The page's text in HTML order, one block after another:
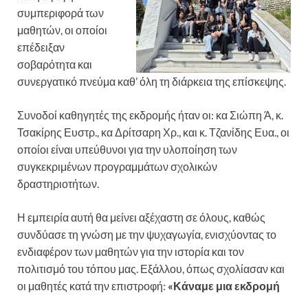
συμπεριφορά των
μαθητών, οι οποίοι
επέδειξαν
σοβαρότητα και
συνεργατικό πνεύμα καθ’ όλη τη διάρκεια της επίσκεψης.
Συνοδοί καθηγητές της εκδρομής ήταν οι: κα Σιώπη Ά, κ.
Τσακίρης Ευστρ., κα Δρίτσαρη Χρ., και κ. Τζανίδης Ευα., οι
οποίοι είναι υπεύθυνοι για την υλοποίηση των
συγκεκριμένων προγραμμάτων σχολικών
δραστηριοτήτων.
Η εμπειρία αυτή θα μείνει αξέχαστη σε όλους, καθώς
συνδύασε τη γνώση με την ψυχαγωγία, ενισχύοντας το
ενδιαφέρον των μαθητών για την ιστορία και τον
πολιτισμό του τόπου μας. Εξάλλου, όπως σχολίασαν και
οι μαθητές κατά την επιστροφή: «Κάναμε μια εκδρομή